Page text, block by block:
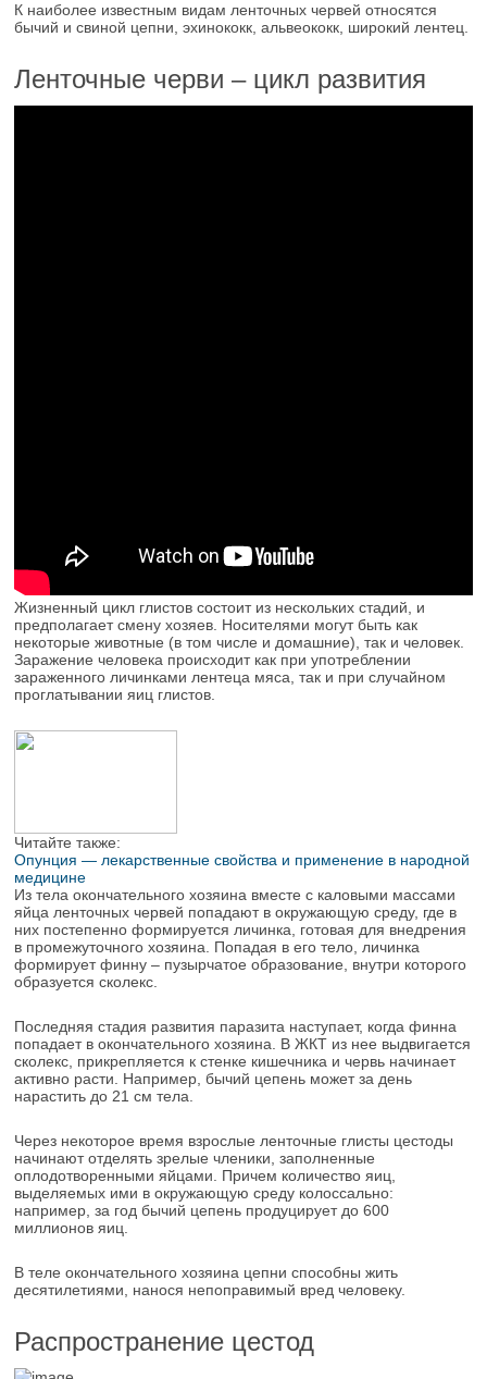
К наиболее известным видам ленточных червей относятся
бычий и свиной цепни, эхинококк, альвеококк, широкий лентец.
Ленточные черви – цикл развития
Жизненный цикл глистов состоит из нескольких стадий, и
предполагает смену хозяев. Носителями могут быть как
некоторые животные (в том числе и домашние), так и человек.
Заражение человека происходит как при употреблении
зараженного личинками лентеца мяса, так и при случайном
проглатывании яиц глистов.
Читайте также:
Опунция — лекарственные свойства и применение в народной
медицине
Из тела окончательного хозяина вместе с каловыми массами
яйца ленточных червей попадают в окружающую среду, где в
них постепенно формируется личинка, готовая для внедрения
в промежуточного хозяина. Попадая в его тело, личинка
формирует финну – пузырчатое образование, внутри которого
образуется сколекс.
Последняя стадия развития паразита наступает, когда финна
попадает в окончательного хозяина. В ЖКТ из нее выдвигается
сколекс, прикрепляется к стенке кишечника и червь начинает
активно расти. Например, бычий цепень может за день
нарастить до 21 см тела.
Через некоторое время взрослые ленточные глисты цестоды
начинают отделять зрелые членики, заполненные
оплодотворенными яйцами. Причем количество яиц,
выделяемых ими в окружающую среду колоссально:
например, за год бычий цепень продуцирует до 600
миллионов яиц.
В теле окончательного хозяина цепни способны жить
десятилетиями, нанося непоправимый вред человеку.
Распространение цестод